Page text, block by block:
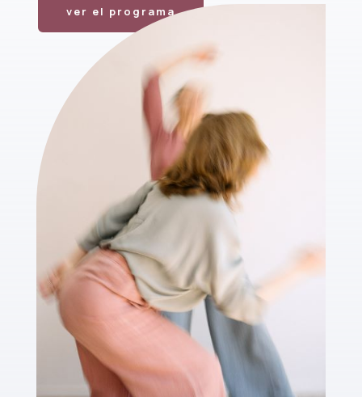
ver el programa